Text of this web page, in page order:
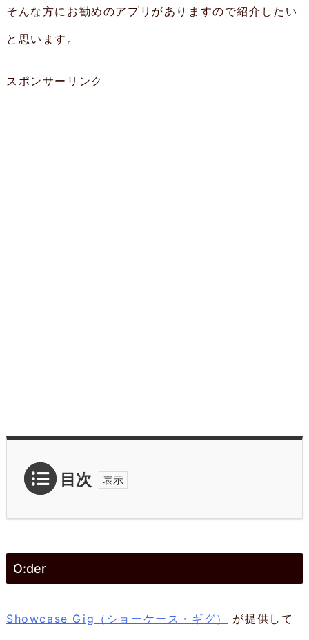
そんな方にお勧めのアプリがありますので紹介したい
と思います。
スポンサーリンク
目次
1.
d
r
O:der
Showcase Gig（ショーケース・ギグ）
が提供して